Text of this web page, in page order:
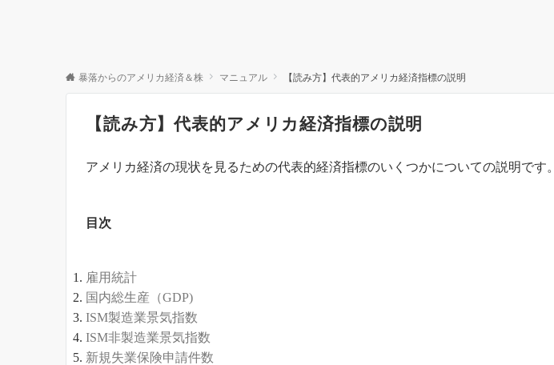
暴落からのアメリカ経済＆株 マニュアル 【読み方】代表的アメリカ経済指標の説明
【読み方】代表的アメリカ経済指標の説明
アメリカ経済の現状を見るための代表的経済指標のいくつかについての説明です。
目次
雇用統計
国内総生産（GDP)
ISM製造業景気指数
ISM非製造業景気指数
新規失業保険申請件数